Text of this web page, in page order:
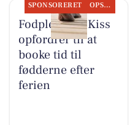
SPONSORERET OPSLAGSTAVLEN
Fodpleje ved Kiss
opfordrer til at
booke tid til
fødderne efter
ferien